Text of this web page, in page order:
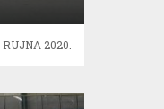
RUJNA 2020.